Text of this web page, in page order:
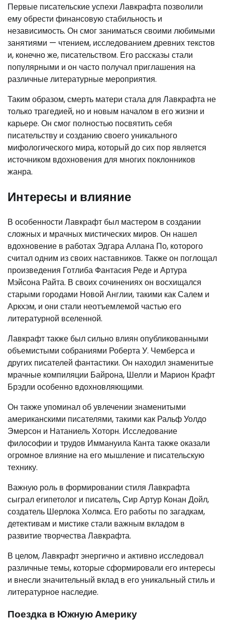
Первые писательские успехи Лавкрафта позволили
ему обрести финансовую стабильность и
независимость. Он смог заниматься своими любимыми
занятиями — чтением, исследованием древних текстов
и, конечно же, писательством. Его рассказы стали
популярными и он часто получал приглашения на
различные литературные мероприятия.
Таким образом, смерть матери стала для Лавкрафта не
только трагедией, но и новым началом в его жизни и
карьере. Он смог полностью посвятить себя
писательству и созданию своего уникального
мифологического мира, который до сих пор является
источником вдохновения для многих поклонников
жанра.
Интересы и влияние
В особенности Лавкрафт был мастером в создании
сложных и мрачных мистических миров. Он нашел
вдохновение в работах Эдгара Аллана По, которого
считал одним из своих наставников. Также он поглощал
произведения Готлиба Фантасия Реде и Артура
Мэйсона Райта. В своих сочинениях он восхищался
старыми городами Новой Англии, такими как Салем и
Аркхэм, и они стали неотъемлемой частью его
литературной вселенной.
Лавкрафт также был сильно влиян опубликованными
объемистыми собраниями Роберта У. Чемберса и
других писателей фантастики. Он находил знаменитые
мрачные компиляции Байрона, Шелли и Марион Крафт
Брэдли особенно вдохновляющими.
Он также упоминал об увлечении знаменитыми
американскими писателями, такими как Ральф Уолдо
Эмерсон и Натаниель Хоторн. Исследование
философии и трудов Иммануила Канта также оказали
огромное влияние на его мышление и писательскую
технику.
Важную роль в формировании стиля Лавкрафта
сыграл египетолог и писатель, Сир Артур Конан Дойл,
создатель Шерлока Холмса. Его работы по загадкам,
детективам и мистике стали важным вкладом в
развитие творчества Лавкрафта.
В целом, Лавкрафт энергично и активно исследовал
различные темы, которые сформировали его интересы
и внесли значительный вклад в его уникальный стиль и
литературное наследие.
Поездка в Южную Америку